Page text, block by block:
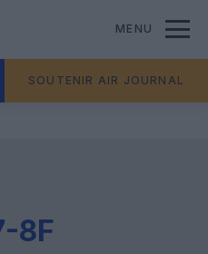
MENU
SOUTENIR AIR JOURNAL
8F